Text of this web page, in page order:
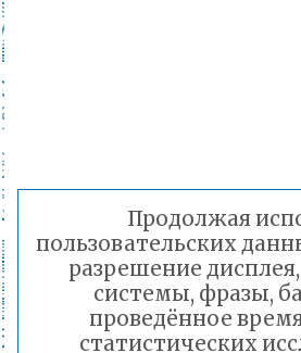
Продолжая
пользовательских
разрешение
системы, фразы,
проведённое
статистических